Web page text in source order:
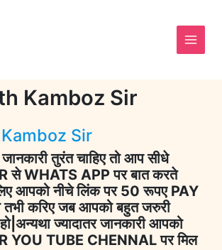
Kamboz Sir
Sir
तुरंत चाहिए तो आप सीधे
से WHATS APP पर बात करते
आपको नीचे लिंक पर 50 रूपए PAY
करिए जब आपको बहुत जरुरी
ज्यादातर जानकारी आपको
YOU TUBE CHENNAL पर मिल